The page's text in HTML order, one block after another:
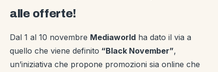
alle offerte!
Dal 1 al 10 novembre Mediaworld ha dato il via a
quello che viene definito “Black November”,
un’iniziativa che propone promozioni sia online che